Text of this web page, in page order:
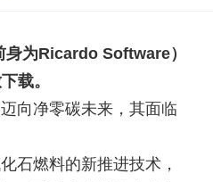
为Ricardo Software）
载。
向净零碳未来，其面临
石燃料的新推进技术，